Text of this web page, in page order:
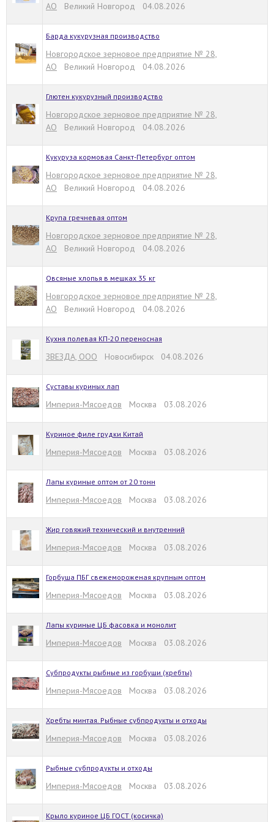
АО Великий Новгород 04.08.2026
Барда кукурузная производство
Новгородское зерновое предприятие № 28,
АО Великий Новгород 04.08.2026
Глютен кукурузный производство
Новгородское зерновое предприятие № 28,
АО Великий Новгород 04.08.2026
Кукуруза кормовая Санкт-Петербург оптом
Новгородское зерновое предприятие № 28,
АО Великий Новгород 04.08.2026
Крупа гречневая оптом
Новгородское зерновое предприятие № 28,
АО Великий Новгород 04.08.2026
Овсяные хлопья в мешках 35 кг
Новгородское зерновое предприятие № 28,
АО Великий Новгород 04.08.2026
Кухня полевая КП-20 переносная
ЗВЕЗДА, ООО Новосибирск 04.08.2026
Суставы куриных лап
Империя-Мясоедов Москва 03.08.2026
Куриное филе грудки Китай
Империя-Мясоедов Москва 03.08.2026
Лапы куриные оптом от 20 тонн
Империя-Мясоедов Москва 03.08.2026
Жир говяжий технический и внутренний
Империя-Мясоедов Москва 03.08.2026
Горбуша ПБГ свежемороженая крупным оптом
Империя-Мясоедов Москва 03.08.2026
Лапы куриные ЦБ фасовка и монолит
Империя-Мясоедов Москва 03.08.2026
Субпродукты рыбные из горбуши (хребты)
Империя-Мясоедов Москва 03.08.2026
Хребты минтая. Рыбные субпродукты и отходы
Империя-Мясоедов Москва 03.08.2026
Рыбные субпродукты и отходы
Империя-Мясоедов Москва 03.08.2026
Крыло куриное ЦБ ГОСТ (косичка)